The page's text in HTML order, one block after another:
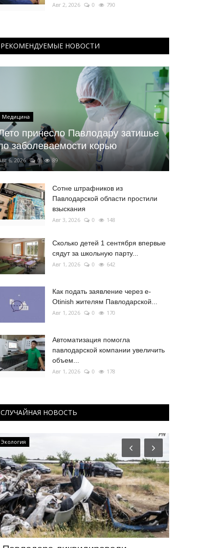
Авг 2, 2026 0 790
РЕКОМЕНДУЕМЫЕ НОВОСТИ
Медицина
принесло Павлодару затишье
заболеваемости корью
6, 2026 0 89
Сотне штрафников из
Павлодарской области простили
взыскания
Авг 3, 2026 0 148
Сколько детей 1 сентября впервые
сядут за школьную парту...
Авг 1, 2026 0 642
Как подать заявление через e-
Otinish жителям Павлодарской...
Авг 1, 2026 0 170
Автоматизация помогла
павлодарской компании увеличить
объем...
Авг 1, 2026 0 178
СЛУЧАЙНАЯ НОВОСТЬ
Экология